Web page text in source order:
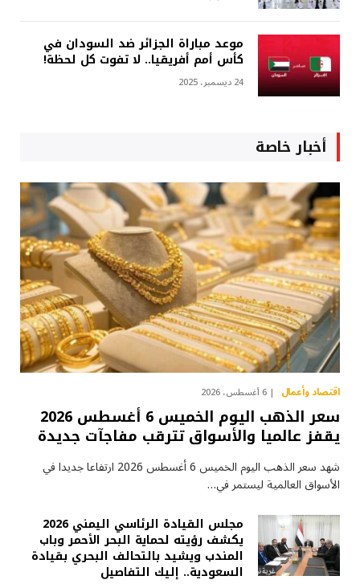
موعد مباراة الجزائر ضد السودان في
كأس أمم أفريقيا.. لا تفوت كل لحظة!
24 ديسمبر، 2025
أخبار خاصة
اقتصاد وأعمال 6 أغسطس، 2026
سعر الذهب اليوم الخميس 6 أغسطس 2026
يقفز عالميا والأسواق تترقب مفاجآت جديدة
شهد سعر الذهب اليوم الخميس 6 أغسطس 2026 ارتفاعا جديدا في
الأسواق العالمية ليستمر في…
مجلس القيادة الرئاسي اليمني 2026
يكشف رؤيته لحماية البحر الأحمر وباب
المندب ويشيد بالتحالف البحري بقيادة
السعودية.. إليك التفاصيل